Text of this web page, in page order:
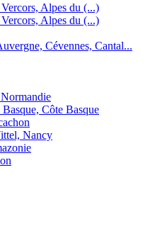
Alpes du (...)
Alpes du (...)
Cévennes, Cantal...
Basque, Côte Basque
Nancy